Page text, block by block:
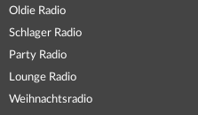
Oldie Radio
Schlager Radio
Party Radio
Lounge Radio
Weihnachtsradio